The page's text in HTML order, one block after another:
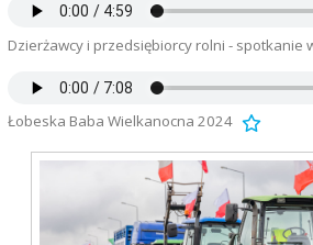
Dzierżawcy i przedsiębiorcy rolni - spotkanie
Łobeska Baba Wielkanocna 2024